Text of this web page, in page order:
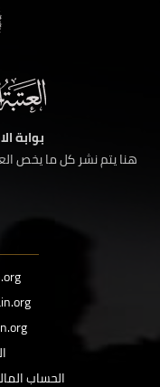
بوابة
هنا يتم نشر كل ما يخص
الحساب